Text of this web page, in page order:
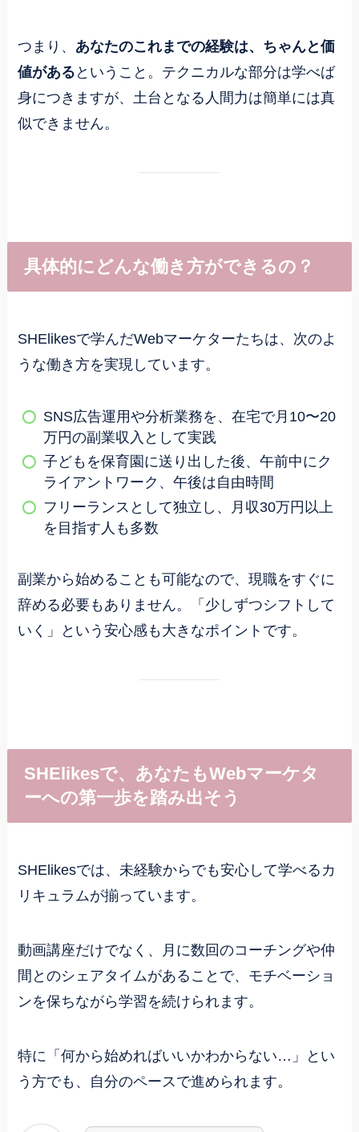
つまり、 あなたのこれまでの経験は、ちゃんと価
値がある ということ。テクニカルな部分は学べば
身につきますが、土台となる人間力は簡単には真
似できません。
具体的にどんな働き方ができるの？
SHElikesで学んだWebマーケターたちは、次のよ
うな働き方を実現しています。
SNS広告運用や分析業務を、在宅で月10〜20
万円の副業収入として実践
子どもを保育園に送り出した後、午前中にク
ライアントワーク、午後は自由時間
フリーランスとして独立し、月収30万円以上
を目指す人も多数
副業から始めることも可能なので、現職をすぐに
辞める必要もありません。「少しずつシフトして
いく」という安心感も大きなポイントです。
SHElikesで、あなたもWebマーケタ
ーへの第一歩を踏み出そう
SHElikesでは、未経験からでも安心して学べるカ
リキュラムが揃っています。
動画講座だけでなく、月に数回のコーチングや仲
間とのシェアタイムがあることで、モチベーショ
ンを保ちながら学習を続けられます。
特に「何から始めればいいかわからない…」とい
う方でも、自分のペースで進められます。